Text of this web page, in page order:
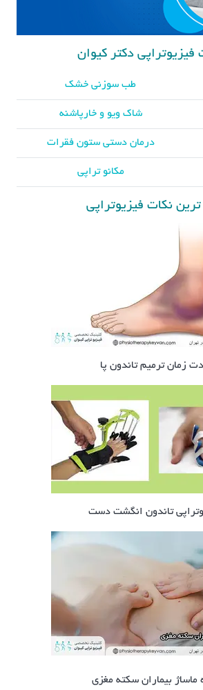
فیزیوتراپی دکتر کیوان
طب سوزنی خشک
شاک ویو و خارپاشنه
درمان دستی ستون فقرات
مکانو تراپی
نکات فیزیوتراپی
زمان ترمیم تاندون پا
تاندون انگشت دست
ماساژ بیماران سکته مغزی